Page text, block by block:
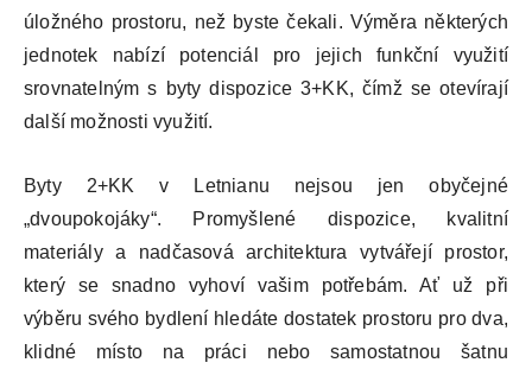
úložného prostoru, než byste čekali. Výměra některých
jednotek nabízí potenciál pro jejich funkční využití
srovnatelným s byty dispozice 3+KK, čímž se otevírají
další možnosti využití.
Byty 2+KK v Letnianu nejsou jen obyčejné
„dvoupokojáky“. Promyšlené dispozice, kvalitní
materiály a nadčasová architektura vytvářejí prostor,
který se snadno vyhoví vašim potřebám. Ať už při
výběru svého bydlení hledáte dostatek prostoru pro dva,
klidné místo na práci nebo samostatnou šatnu